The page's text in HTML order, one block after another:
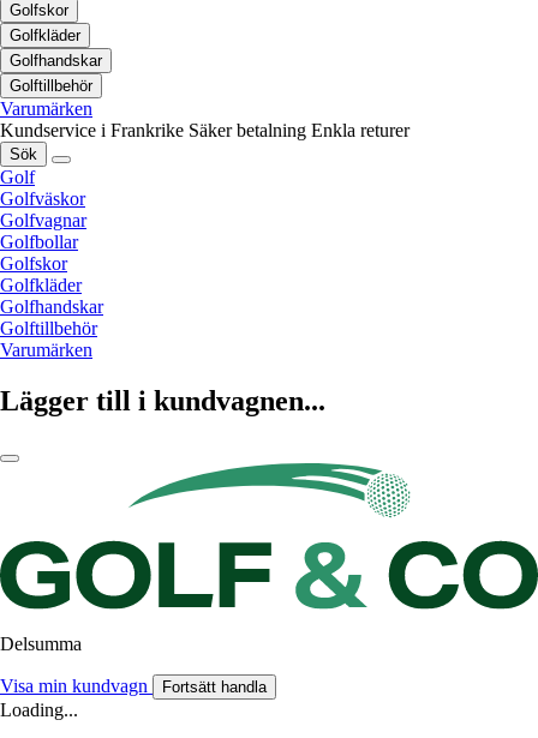
Golfskor
Golfkläder
Golfhandskar
Golftillbehör
Varumärken
Kundservice i Frankrike Säker betalning Enkla returer
Sök
Golf
Golfväskor
Golfvagnar
Golfbollar
Golfskor
Golfkläder
Golfhandskar
Golftillbehör
Varumärken
Lägger till i kundvagnen...
Delsumma
Visa min kundvagn Fortsätt handla
Loading...